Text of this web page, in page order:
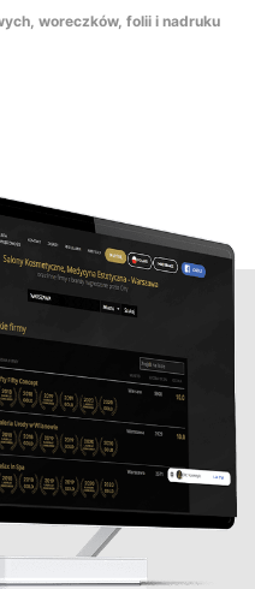
woreczków, folii i nadruku